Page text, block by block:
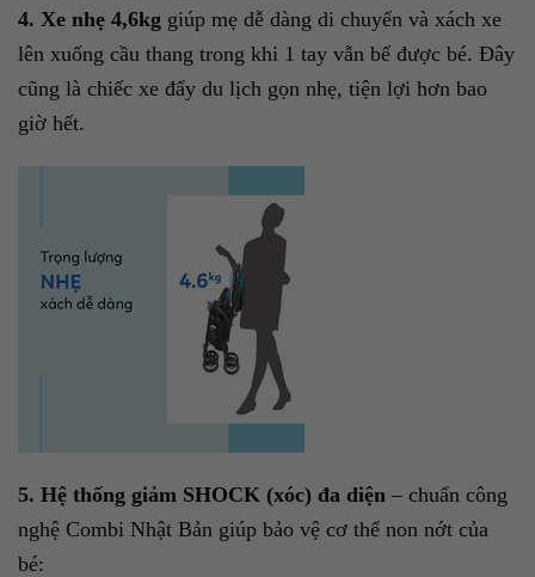
4. Xe nhẹ 4,6kg giúp mẹ dễ dàng di chuyển và xách xe
lên xuống cầu thang trong khi 1 tay vẫn bế được bé. Đây
cũng là chiếc xe đẩy du lịch gọn nhẹ, tiện lợi hơn bao
giờ hết.
5. Hệ thống giảm SHOCK (xóc) đa diện – chuẩn công
nghệ Combi Nhật Bản giúp bảo vệ cơ thể non nớt của
bé: